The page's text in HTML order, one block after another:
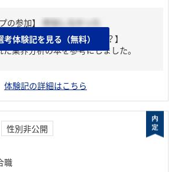
の参加】
参加しなかった
究はどんな風にしましたか？】
業界分析の本を参考にしました。
考体験記を見る（無料）
体験記の詳細はこちら
性別非公開
職